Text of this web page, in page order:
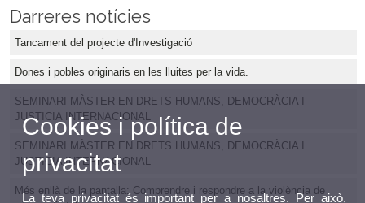
Darreres notícies
Tancament del projecte d'Investigació
Dones i pobles originaris en les lluites per la vida.
SEMINARI MÀSTER EN DRETS HUMANS, DEMOCRÀCIA I
JUSTICIA INTERNACIONAL
SEMINARI MÀSTER EN DRETS HUMANS, DEMOCRÀCIA I
JUSTICIA INTERNACIONAL
Més enllà de la pantalla: Comprendre i respondre a la violència de
Cookies i política de
privacitat
La teva privacitat és important per a nosaltres. Per això,